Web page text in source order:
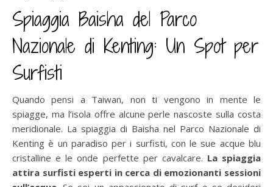
Spiaggia Baisha del Parco
Nazionale di Kenting: Un Spot per
Surfisti
Quando pensi a Taiwan, non ti vengono in mente le
spiagge, ma l’isola offre alcune perle nascoste sulla costa
meridionale. La spiaggia di Baisha nel Parco Nazionale di
Kenting è un paradiso per i surfisti, con le sue acque blu
cristalline e le onde perfette per cavalcare. La spiaggia
attira surfisti esperti in cerca di emozionanti sessioni